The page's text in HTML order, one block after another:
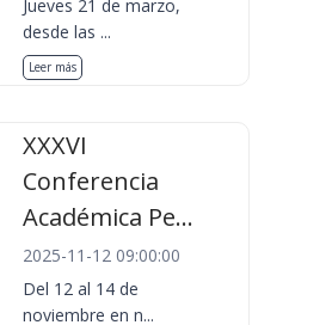
Jueves 21 de marzo,
desde las ...
Leer más
XXXVI
Conferencia
Académica Pe...
2025-11-12 09:00:00
Del 12 al 14 de
noviembre en n...